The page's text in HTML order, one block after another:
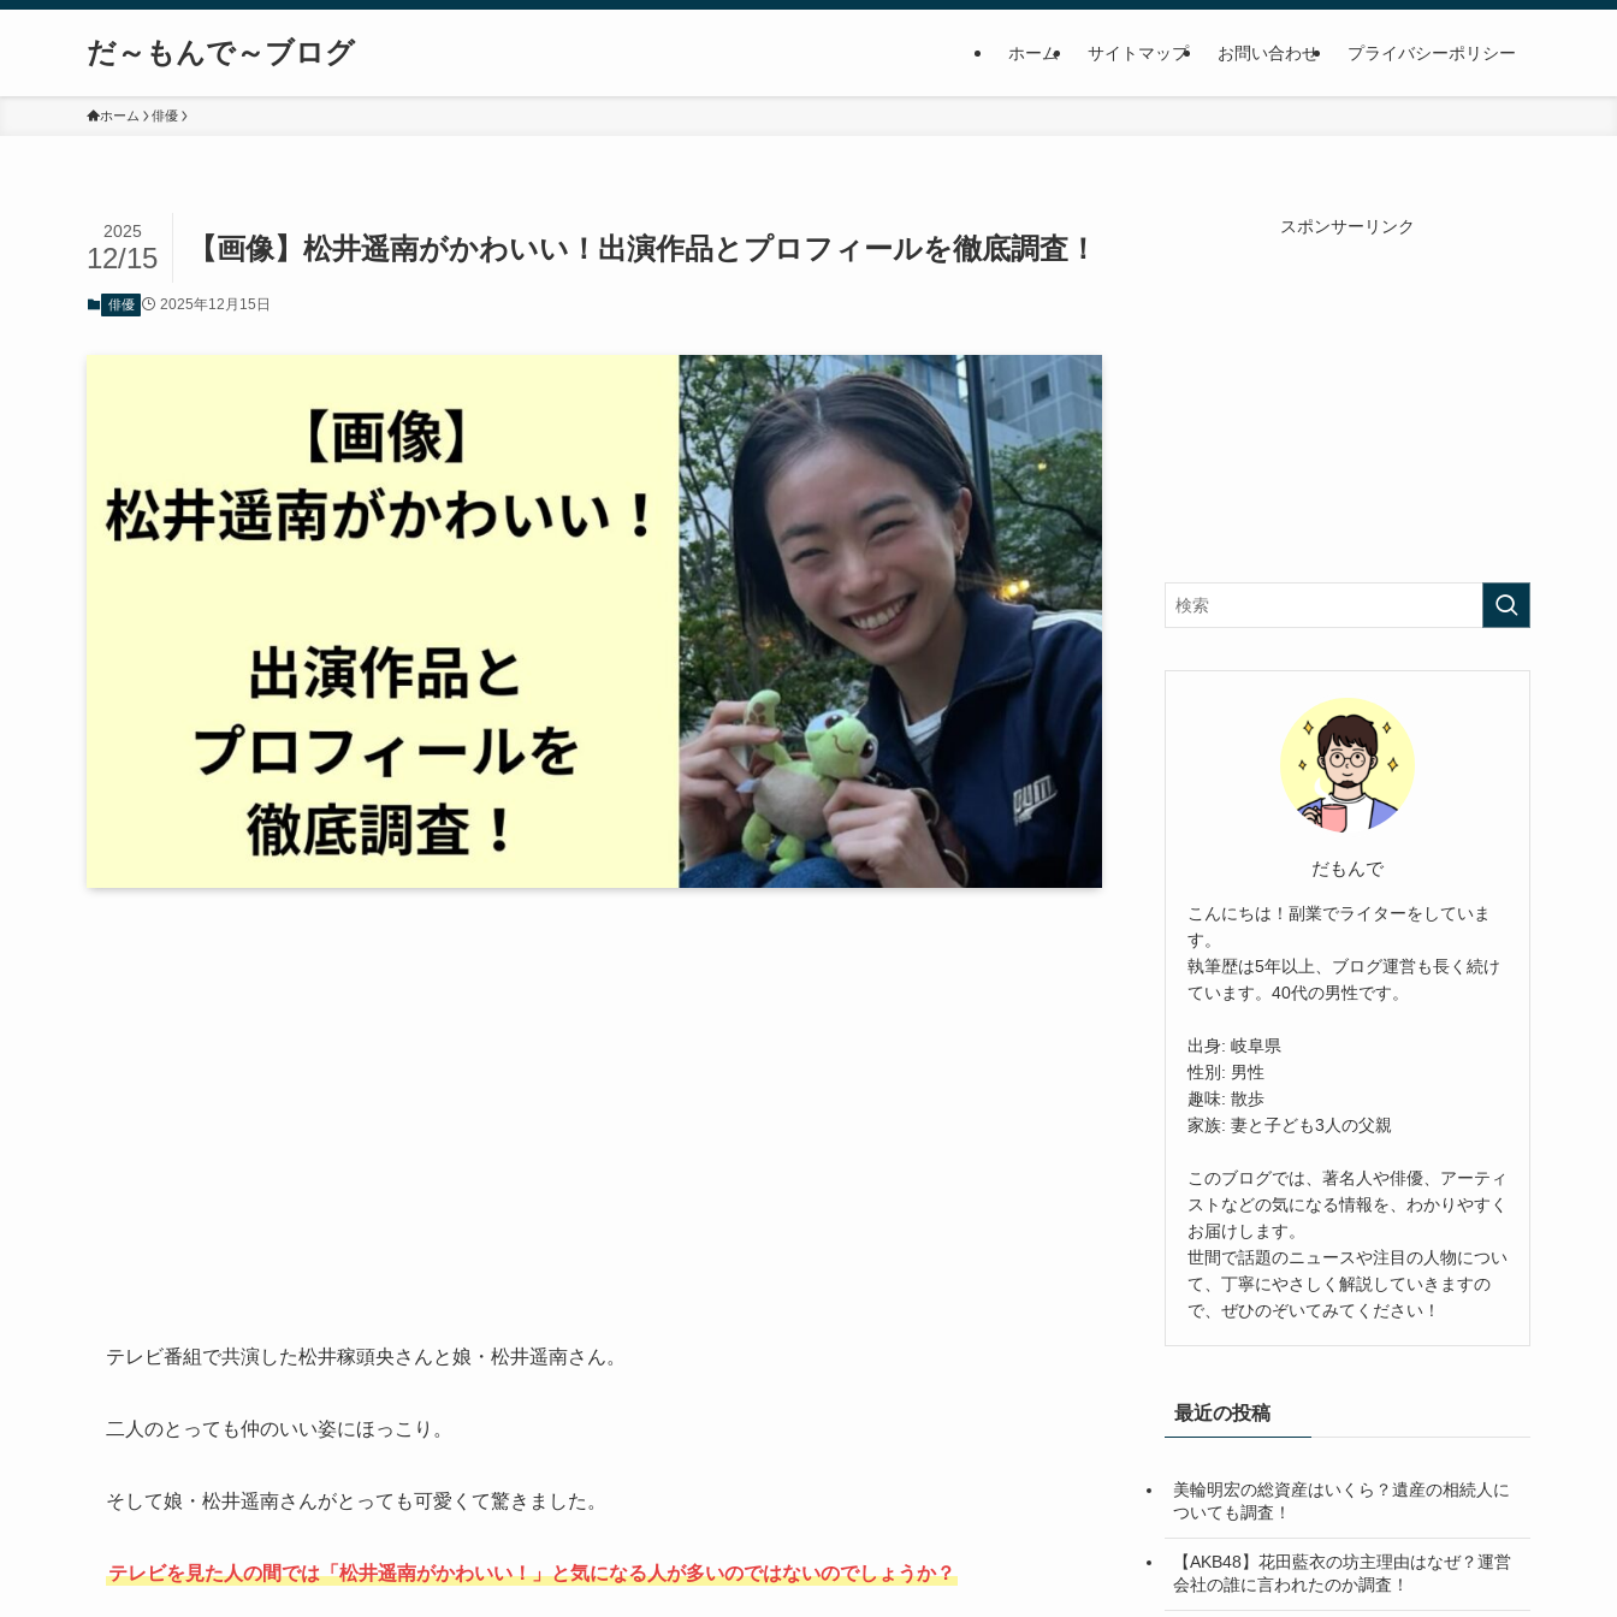
だ～もんで～ブログ ホーム サイトマップ お問い合わせ プライバシーポリシー
ホーム 俳優
【画像】松井遥南がかわいい！出演作品とプロフィールを徹底調査！
2025
12/15
俳優 2025年12月15日
テレビ番組で共演した松井稼頭央さんと娘・松井遥南さん。
二人のとっても仲のいい姿にほっこり。
そして娘・松井遥南さんがとっても可愛くて驚きました。
テレビを見た人の間では「松井遥南がかわいい！」と気になる人が多いのではないのでしょうか？
スポンサーリンク
だもんで
こんにちは！副業でライターをしていま
す。
執筆歴は5年以上、ブログ運営も長く続け
ています。40代の男性です。
出身: 岐阜県
性別: 男性
趣味: 散歩
家族: 妻と子ども3人の父親
このブログでは、著名人や俳優、アーティ
ストなどの気になる情報を、わかりやすく
お届けします。
世間で話題のニュースや注目の人物につい
て、丁寧にやさしく解説していきますの
で、ぜひのぞいてみてください！
最近の投稿
美輪明宏の総資産はいくら？遺産の相続人に
ついても調査！
【AKB48】花田藍衣の坊主理由はなぜ？運営
会社の誰に言われたのか調査！